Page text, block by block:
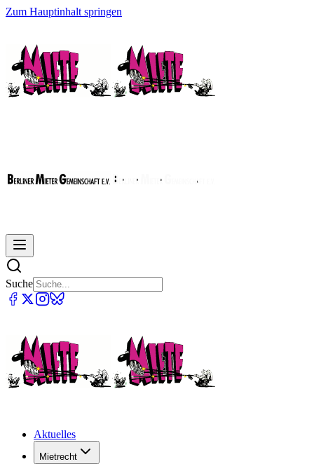
Zum Hauptinhalt springen
Suche
Aktuelles
Mietrecht